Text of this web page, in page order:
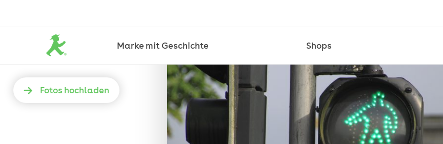
Marke mit Geschichte Shops
Buchenau,
Mauritius
Fotos hochladen